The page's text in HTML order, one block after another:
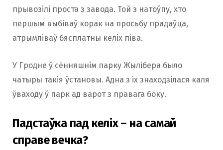
прывозілі проста з завода. Той з натоўпу, хто
першым выбіваў корак на просьбу прадаўца,
атрымліваў бясплатны келіх піва.
У Гродне ў сённяшнім парку Жылібера было
чатыры такія ўстановы. Адна з іх знаходзілася каля
ўваходу ў парк ад варот з правага боку.
Падстаўка пад келіх – на самай
справе вечка?